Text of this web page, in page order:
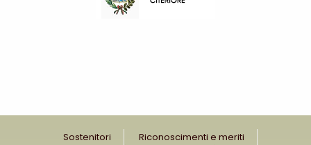
Sostenitori
Riconoscimenti e meriti